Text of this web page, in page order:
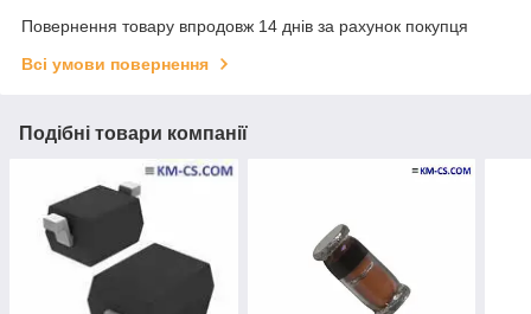
Повернення товару впродовж 14 днів за рахунок покупця
Всі умови повернення
Подібні товари компанії